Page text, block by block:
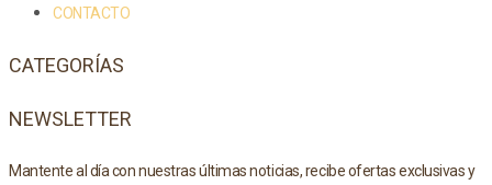
CONTACTO
CATEGORÍAS
NEWSLETTER
Mantente al día con nuestras últimas noticias, recibe ofertas exclusivas y